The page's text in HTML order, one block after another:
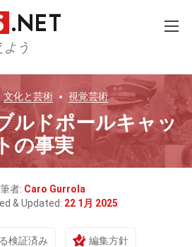
う
文化と芸術 視覚芸術
ルドポールキャッ
の事実
者: Caro Gurrola
& Updated: 22 1月 2025
検証済み 編集方針